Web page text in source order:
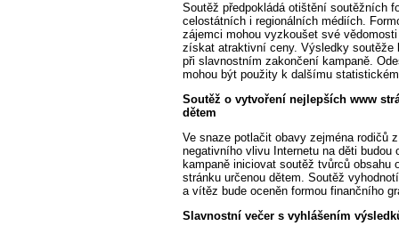
Soutěž předpokládá otištění soutěžních
celostátních i regionálních médiích.
zájemci mohou vyzkoušet své
získat atraktivní ceny. Výsledky soutěže
při slavnostním zakončení kampaně.
mohou být použity k dalšímu
Soutěž o vytvoření nejlepších www
dětem
Ve snaze potlačit obavy zejména rodičů
negativního vlivu Internetu na děti budou
kampaně iniciovat soutěž tvůrců obsahu
stránku určenou dětem. Soutěž
a vítěz bude oceněn formou finančního
Slavnostní večer s vyhlášením